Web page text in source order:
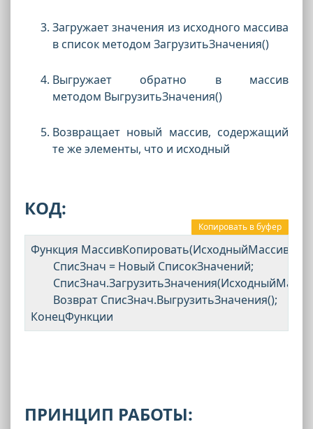
Загружает значения из исходного массива
в список методом ЗагрузитьЗначения()
Выгружает обратно в массив
методом ВыгрузитьЗначения()
Возвращает новый массив, содержащий
те же элементы, что и исходный
КОД:
Функция МассивКопировать(ИсходныйМассив)
Копировать в буфер
ПРИНЦИП РАБОТЫ: